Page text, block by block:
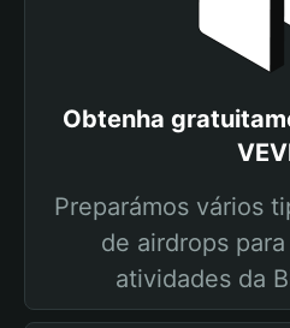
Obtenha
Preparámos vários
de airdrops
atividades da